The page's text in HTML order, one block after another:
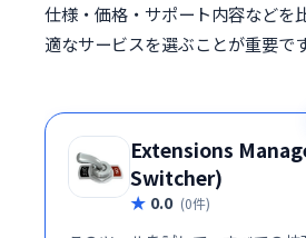
仕様・価格・サポート内容などを
適なサービスを選ぶことが重要です
Extensions
Switcher)
0.0 (0件)